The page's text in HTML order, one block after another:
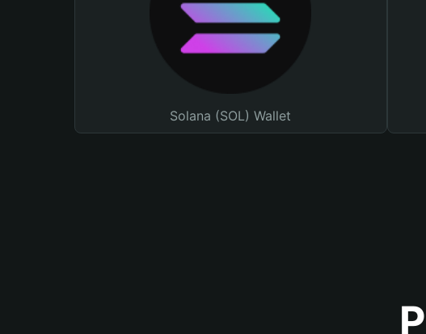
Solana (SOL) Wallet